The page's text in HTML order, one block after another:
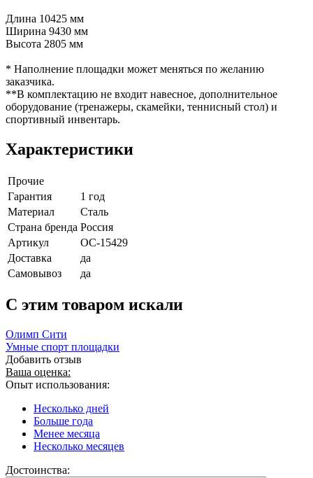
Длина 10425 мм
Ширина 9430 мм
Высота 2805 мм
* Наполнение площадки может меняться по желанию
заказчика.
**В комплектацию не входит навесное, дополнительное
оборудование (тренажеры, скамейки, теннисный стол) и
спортивный инвентарь.
Характеристики
Прочие
Гарантия
1 год
Материал
Сталь
Страна бренда Россия
Артикул
ОС-15429
Доставка
да
Самовывоз
да
C этим товаром искали
Олимп Сити
Умные спорт площадки
Добавить отзыв
Ваша оценка:
Опыт использования:
Несколько дней
Больше года
Менее месяца
Несколько месяцев
Достоинства: